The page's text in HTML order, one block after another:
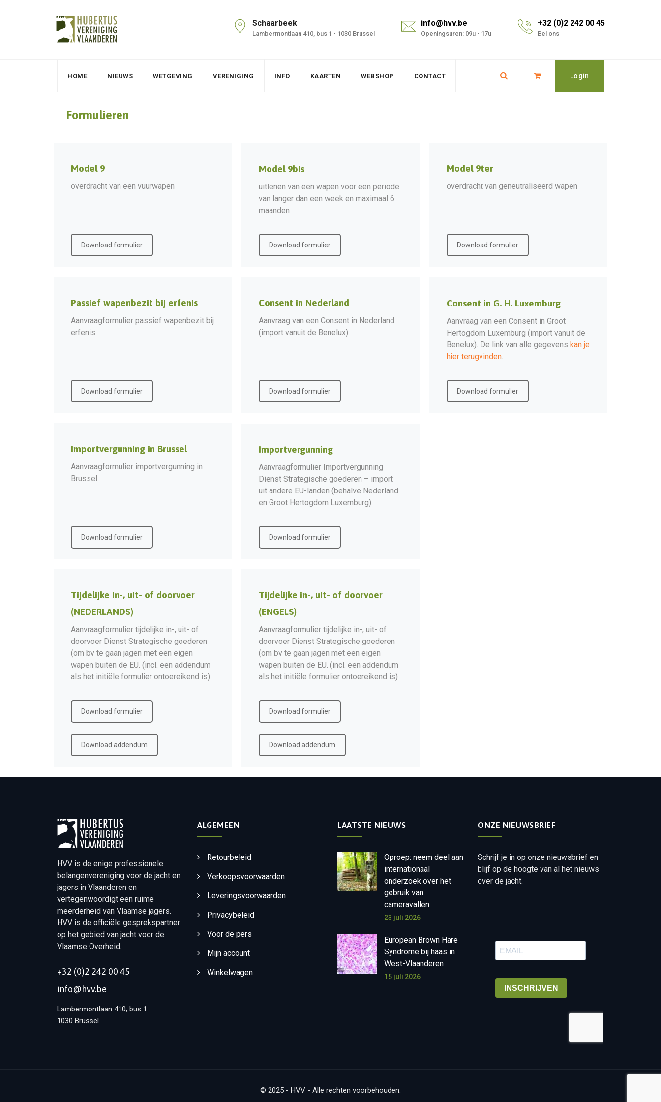
Schaarbeek
Lambermontlaan 410, bus 1 - 1030 Brussel
info@hvv.be
Openingsuren: 09u - 17u
+32 (0)2 242 00 45
Bel ons
HOME NIEUWS WETGEVING VERENIGING INFO KAARTEN WEBSHOP CONTACT Login
Formulieren
Model 9
overdracht van een vuurwapen
Download formulier
Model 9bis
uitlenen van een wapen voor een periode
van langer dan een week en maximaal 6
maanden
Download formulier
Model 9ter
overdracht van geneutraliseerd wapen
Download formulier
Passief wapenbezit bij erfenis
Aanvraagformulier passief wapenbezit bij
erfenis
Download formulier
Consent in Nederland
Aanvraag van een Consent in Nederland
(import vanuit de Benelux)
Download formulier
Consent in G. H. Luxemburg
Aanvraag van een Consent in Groot
Hertogdom Luxemburg (import vanuit de
Benelux). De link van alle gegevens kan je
hier terugvinden
Download formulier
Importvergunning in Brussel
Aanvraagformulier importvergunning in
Brussel
Download formulier
Importvergunning
Aanvraagformulier Importvergunning
Dienst Strategische goederen – import
uit andere EU-landen (behalve Nederland
en Groot Hertogdom Luxemburg).
Download formulier
Tijdelijke in-, uit- of doorvoer
(NEDERLANDS)
Aanvraagformulier tijdelijke in-, uit- of
doorvoer Dienst Strategische goederen
(om bv te gaan jagen met een eigen
wapen buiten de EU. (incl. een addendum
als het initiële formulier ontoereikend is)
Download formulier
Download addendum
Tijdelijke in-, uit- of doorvoer
(ENGELS)
Aanvraagformulier tijdelijke in-, uit- of
doorvoer Dienst Strategische goederen
(om bv te gaan jagen met een eigen
wapen buiten de EU. (incl. een addendum
als het initiële formulier ontoereikend is)
Download formulier
Download addendum
HVV is de enige professionele
belangenvereniging voor de jacht en
jagers in Vlaanderen en
vertegenwoordigt een ruime
meerderheid van Vlaamse jagers.
HVV is de officiële gesprekspartner
op het gebied van jacht voor de
Vlaamse Overheid.
+32 (0)2 242 00 45
info@hvv.be
Lambermontlaan 410, bus 1
1030 Brussel
ALGEMEEN
Retourbeleid
Verkoopsvoorwaarden
Leveringsvoorwaarden
Privacybeleid
Voor de pers
Mijn account
Winkelwagen
LAATSTE NIEUWS
Oproep: neem deel aan
internationaal
onderzoek over het
gebruik van
cameravallen
23 juli 2026
European Brown Hare
Syndrome bij haas in
West-Vlaanderen
15 juli 2026
ONZE NIEUWSBRIEF
Schrijf je in op onze nieuwsbrief en
blijf op de hoogte van al het nieuws
over de jacht.
© 2025 - HVV - Alle rechten voorbehouden.